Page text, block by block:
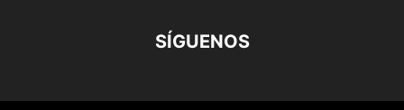
SÍGUENOS